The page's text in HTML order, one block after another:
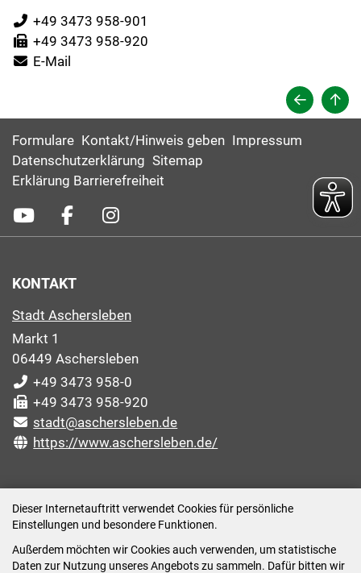
Dieser Internetauftritt verwendet Cookies für persönliche
Einstellungen und besondere Funktionen.
Außerdem möchten wir Cookies auch verwenden, um statistische
Daten zur Nutzung unseres Angebots zu sammeln. Dafür bitten wir
+49 3473 958-901
+49 3473 958-920
E-Mail
Formulare Kontakt/Hinweis geben Impressum
Datenschutzerklärung Sitemap
Erklärung Barrierefreiheit
KONTAKT
Stadt Aschersleben
Markt 1
06449 Aschersleben
+49 3473 958-0
+49 3473 958-920
stadt@aschersleben.de
https://www.aschersleben.de/
Montag: 09:00-12:00 /14:00-15:00 Uhr
Dienstag: 09:00-12:00 /14:00-16:00 Uhr